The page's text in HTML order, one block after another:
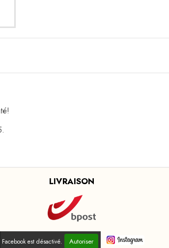
LIVRAISON
Facebook est désactivé. Autoriser